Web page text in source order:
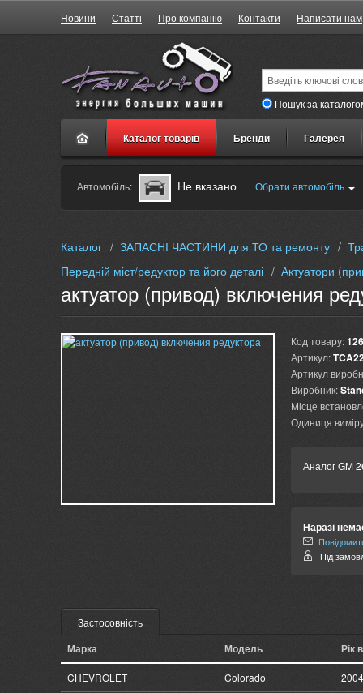
Новини Статті Про компанію Контакти Написати нам
Пошук за
Каталог товарів Бренди Галерея
Автомобіль: Не вказано Обрати автомобіль
Каталог / ЗАПАСНІ ЧАСТИНИ для ТО та ремонту /
Передній міст/редуктор та його деталі / Актуатори
актуатор (привод) включения
Код товару:
Артикул:
Артикул
Виробник:
Місце
Одиниця
Аналог GM
Наразі
Під
Застосовність
Марка Модель Рік
CHEVROLET Colorado